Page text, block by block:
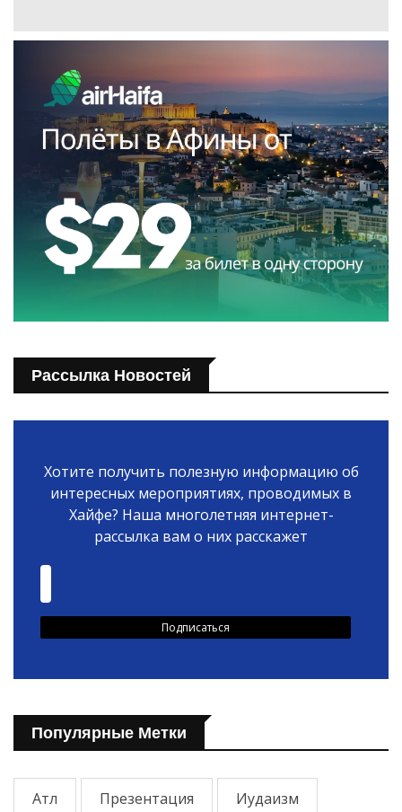
Рассылка Новостей
Хотите получить полезную информацию об
интересных мероприятиях, проводимых в
Хайфе? Наша многолетняя интернет-
рассылка вам о них расскажет
Популярные Метки
Атл Презентация Иудаизм